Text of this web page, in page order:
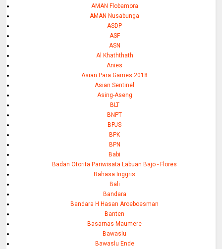
AMAN Flobamora
AMAN Nusabunga
ASDP
ASF
ASN
Al Khaththath
Anies
Asian Para Games 2018
Asian Sentinel
Asing-Aseng
BLT
BNPT
BPJS
BPK
BPN
Babi
Badan Otorita Pariwisata Labuan Bajo - Flores
Bahasa Inggris
Bali
Bandara
Bandara H Hasan Aroeboesman
Banten
Basarnas Maumere
Bawaslu
Bawaslu Ende